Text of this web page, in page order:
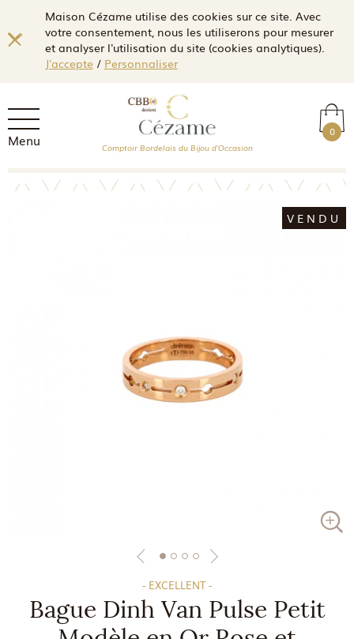
Maison Cézame utilise des cookies sur ce site. Avec
votre consentement, nous les utiliserons pour mesurer
et analyser l'utilisation du site (cookies analytiques).
J'accepte/ Personnaliser
Menu 0
Comptoir Bordelais du Bijou d'Occasion
VENDU
- EXCELLENT -
Bague Dinh Van Pulse Petit